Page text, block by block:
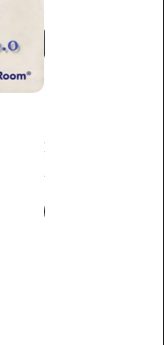
MOYE Connect X4
26.50